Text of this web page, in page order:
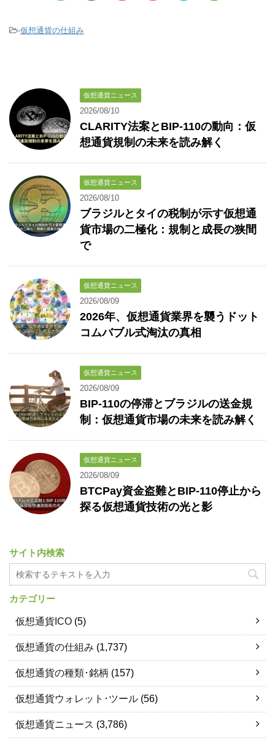
-仮想通貨の仕組み
仮想通貨ニュース
2026/08/10
CLARITY法案とBIP-110の動向：仮
想通貨規制の未来を読み解く
仮想通貨ニュース
2026/08/10
ブラジルとタイの税制が示す仮想通
貨市場の二極化：規制と成長の狭間
で
仮想通貨ニュース
2026/08/09
2026年、仮想通貨業界を襲うドット
コムバブル式淘汰の真相
仮想通貨ニュース
2026/08/09
BIP-110の停滞とブラジルの送金規
制：仮想通貨市場の未来を読み解く
仮想通貨ニュース
2026/08/09
BTCPay資金盗難とBIP-110停止から
探る仮想通貨技術の光と影
サイト内検索
カテゴリー
仮想通貨ICO (5)
仮想通貨の仕組み (1,737)
仮想通貨の種類･銘柄 (157)
仮想通貨ウォレット･ツール (56)
仮想通貨ニュース (3,786)